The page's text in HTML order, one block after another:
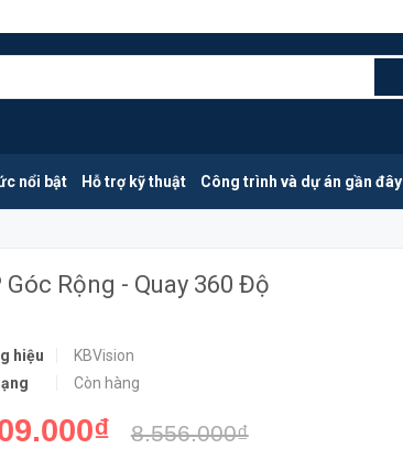
nổi bật Hỗ trợ kỹ thuật Công trình và dự án gần đây
Rộng - Quay 360 Độ
hiệu
KBVision
Còn hàng
8.556.000₫
MUA NGAY